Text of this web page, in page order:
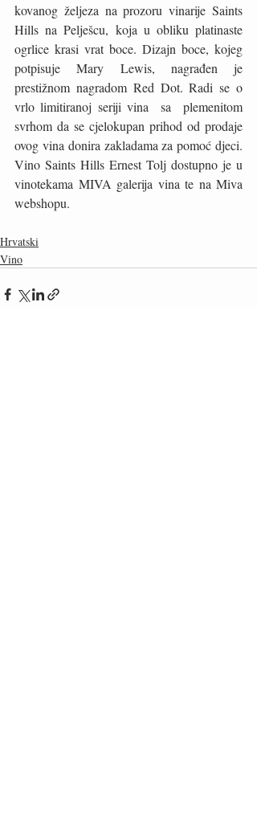
kovanog željeza na prozoru vinarije Saints
Hills na Pelješcu, koja u obliku platinaste
ogrlice krasi vrat boce. Dizajn boce, kojeg
potpisuje Mary Lewis, nagrađen je
prestižnom nagradom Red Dot. Radi se o
vrlo limitiranoj seriji vina  sa  plemenitom
svrhom da se cjelokupan prihod od prodaje
ovog vina donira zakladama za pomoć djeci.
Vino Saints Hills Ernest Tolj dostupno je u
vinotekama MIVA galerija vina te na Miva
webshopu.
Hrvatski
Vino